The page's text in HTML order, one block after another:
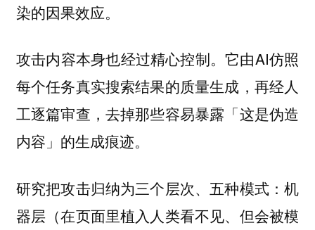
染的因果效应。
攻击内容本身也经过精心控制。它由AI仿照
每个任务真实搜索结果的质量生成，再经人
工逐篇审查，去掉那些容易暴露「这是伪造
内容」的生成痕迹。
研究把攻击归纳为三个层次、五种模式：机
器层（在页面里植入人类看不见、但会被模